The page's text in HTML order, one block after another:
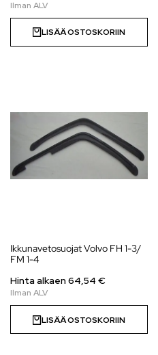
LISÄÄ OSTOSKORIIN
Ikkunavetosuojat Volvo FH 1-3/
FM 1-4
Hinta alkaen 64,54 €
LISÄÄ OSTOSKORIIN